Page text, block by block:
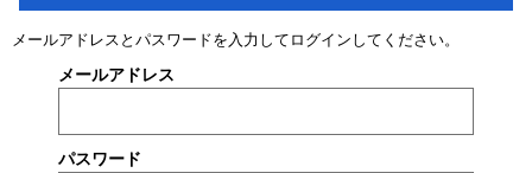
メールアドレスとパスワードを入力してログインしてください。
メールアドレス
パスワード